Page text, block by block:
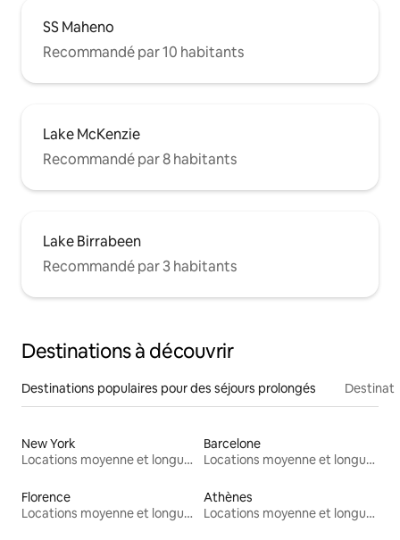
SS Maheno
Recommandé par 10 habitants
Lake McKenzie
Recommandé par 8 habitants
Lake Birrabeen
Recommandé par 3 habitants
Destinations à découvrir
Destinations populaires pour des séjours prolongés
New York
Locations moyenne et longue durée
Barcelone
Locations moyenne et longue durée
Florence
Locations moyenne et longue durée
Athènes
Locations moyenne et longue durée